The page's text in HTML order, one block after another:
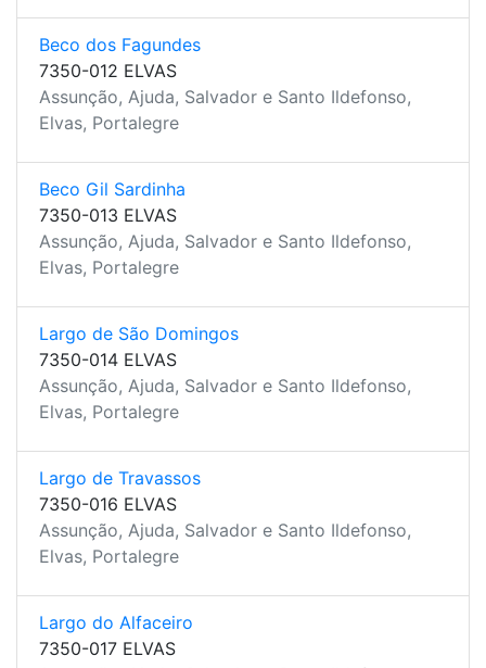
Beco dos Fagundes
7350-012 ELVAS
Assunção, Ajuda, Salvador e Santo Ildefonso,
Elvas, Portalegre
Beco Gil Sardinha
7350-013 ELVAS
Assunção, Ajuda, Salvador e Santo Ildefonso,
Elvas, Portalegre
Largo de São Domingos
7350-014 ELVAS
Assunção, Ajuda, Salvador e Santo Ildefonso,
Elvas, Portalegre
Largo de Travassos
7350-016 ELVAS
Assunção, Ajuda, Salvador e Santo Ildefonso,
Elvas, Portalegre
Largo do Alfaceiro
7350-017 ELVAS